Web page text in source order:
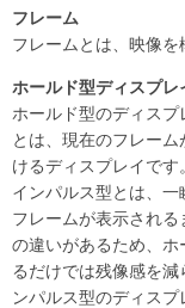
フレーム
フレームとは、映像を
ホールド型ディスプレ
ホールド型のディス
とは、現在のフレー
けるディスプレイです
インパルス型とは、
フレームが表示される
の違いがあるため、
るだけでは残像感を
ンパルス型のディスプ